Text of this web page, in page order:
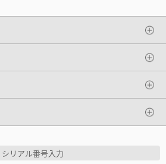
シリアル番号入力